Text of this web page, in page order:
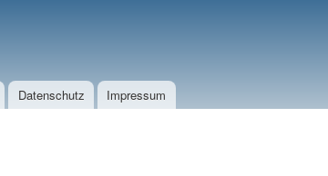
Datenschutz Impressum